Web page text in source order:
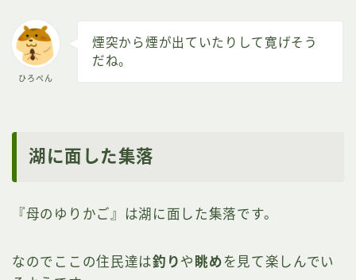
ひろぺん
煙突から煙が出ていたりして寛げそう
だね。
湖に面した集落
『母のゆりかご』は湖に面した集落です。
なのでここの住民達は釣り や 眺めを見て楽しんでい